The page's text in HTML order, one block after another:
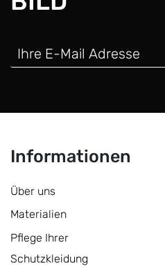
Informationen
Über uns
Materialien
Pflege Ihrer
Schutzkleidung